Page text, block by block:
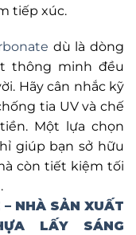
tiếp xúc.
dù là dòng
thông minh đều
Hãy cân nhắc kỹ
tia UV và chế
Một lựa chọn
giúp bạn sở hữu
còn tiết kiệm tối
– NHÀ SẢN XUẤT
LẤY SÁNG